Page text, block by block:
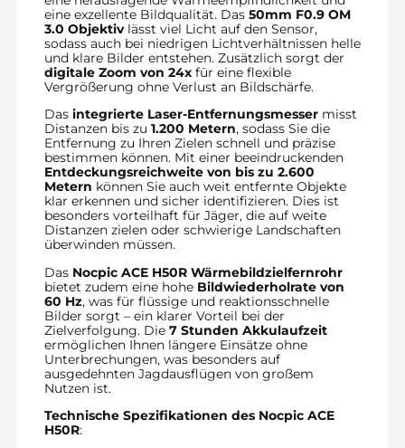
eine exzellente Bildqualität. Das 50mm F0.9 OM
3.0 Objektivlässt viel Licht auf den Sensor,
sodass auch bei niedrigen Lichtverhältnissen helle
und klare Bilder entstehen. Zusätzlich sorgt der
digitale Zoom von 24xfür eine flexible
Vergrößerung ohne Verlust an Bildschärfe.
Das integrierte Laser-Entfernungsmessermisst
Distanzen bis zu 1.200 Metern, sodass Sie die
Entfernung zu Ihren Zielen schnell und präzise
bestimmen können. Mit einer beeindruckenden
Entdeckungsreichweite von bis zu 2.600
Metern können Sie auch weit entfernte Objekte
klar erkennen und sicher identifizieren. Dies ist
besonders vorteilhaft für Jäger, die auf weite
Distanzen zielen oder schwierige Landschaften
überwinden müssen.
Das Nocpic ACE H50R Wärmebildzielfernrohr
bietet zudem eine hohe Bildwiederholrate von
60 Hz, was für flüssige und reaktionsschnelle
Bilder sorgt – ein klarer Vorteil bei der
Zielverfolgung. Die 7 Stunden Akkulaufzeit
ermöglichen Ihnen längere Einsätze ohne
Unterbrechungen, was besonders auf
ausgedehnten Jagdausflügen von großem
Nutzen ist.
Technische Spezifikationen des Nocpic ACE
H50R: